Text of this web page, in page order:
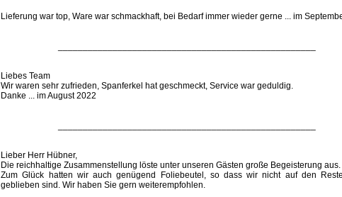
Lieferung war top, Ware war schmackhaft, bei Bedarf immer wieder gerne ... im
Liebes Team
Wir waren sehr zufrieden, Spanferkel hat geschmeckt, Service war geduldig.
Danke ... im August 2022
Lieber Herr Hübner,
Die reichhaltige Zusammenstellung löste unter unseren Gästen große Begeisterung aus.
Zum Glück hatten wir auch genügend Foliebeutel, so dass wir nicht auf den
geblieben sind. Wir haben Sie gern weiterempfohlen.